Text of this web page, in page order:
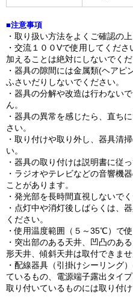
■注意事項
・取り扱い方法をよくご確認の
・交流１００Vで使用してくだ
加えることは絶対にしないでく
・器具の隙間には金属類(ヘアピ
ふさいだりしないでください。
・器具の分解や改造は行わない
ん。
・器具の異常を感じたら、直ち
さい。
・取り付けや取り外し、器具清
い。
・器具の取り付けは説明書に従
・ラジオやテレビなどの音響機
ことがあります。
・発光部を長時間直視しないでく
・点灯中や消灯後しばらくは、
ください。
・使用温度範囲（５～35℃）で使
・突出部のある天井、凹凸のあ
形天井、傾斜天井は取付できませ
・配線器具（引掛けシーリング
ているもの、電源端子露出タイ
取り付いているものには取り付け